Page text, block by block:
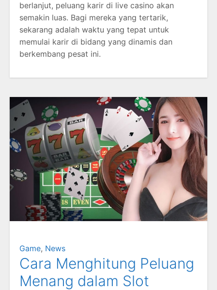
berlanjut, peluang karir di live casino akan
semakin luas. Bagi mereka yang tertarik,
sekarang adalah waktu yang tepat untuk
memulai karir di bidang yang dinamis dan
berkembang pesat ini.
Game, News
Cara Menghitung Peluang
Menang dalam Slot